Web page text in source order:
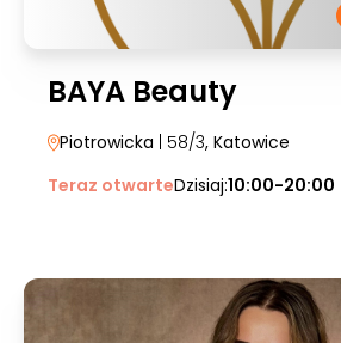
BAYA Beauty
Piotrowicka | 58/3, Katowice
Teraz otwarteDzisiaj:10:00-20:00